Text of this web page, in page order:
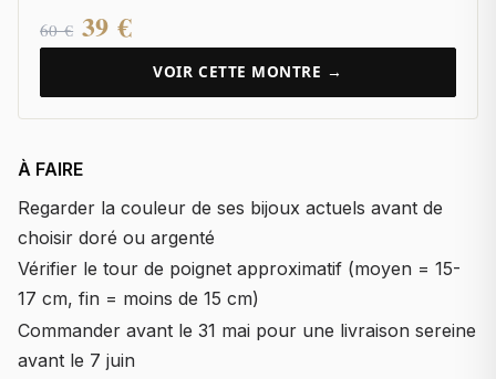
60 € 39 €
VOIR CETTE MONTRE →
À FAIRE
Regarder la couleur de ses bijoux actuels avant de
choisir doré ou argenté
Vérifier le tour de poignet approximatif (moyen = 15-
17 cm, fin = moins de 15 cm)
Commander avant le 31 mai pour une livraison sereine
avant le 7 juin